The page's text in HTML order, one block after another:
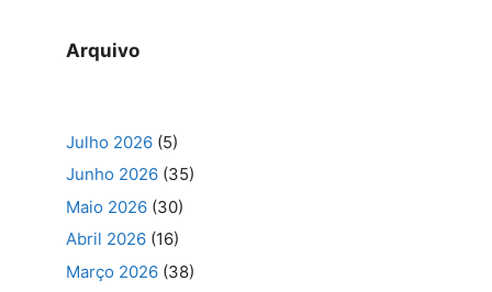
Arquivo
Julho 2026 (5)
Junho 2026 (35)
Maio 2026 (30)
Abril 2026 (16)
Março 2026 (38)